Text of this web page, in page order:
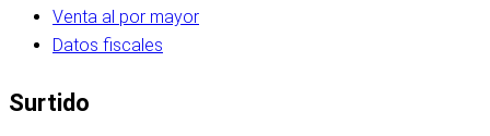
Venta al por mayor
Datos fiscales
Surtido